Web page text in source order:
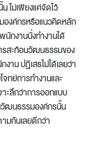
ไม่เพียงแค่จัดไว้
องค์กรหรือแนวคิดหลัก
กงานนั่งทำงานได้
สะท้อนวัฒนธรรมของ
าน ปฏิเสธไม่ได้เลยว่า
ทย์การทำงานและ
ะลึกว่าการออกแบบ
ฒนธรรมองค์กรนั้น
มกันเลยดีกว่า